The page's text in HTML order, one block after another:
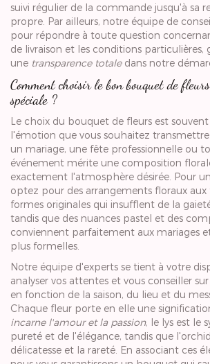
suivi régulier de la commande jusqu'à sa
propre. Par ailleurs, notre équipe de
pour répondre à toute question
de livraison et les conditions particulières,
une transparence totaledans notre
Comment choisir le bon bouquet de
spéciale ?
Le choix du bouquet de fleurs est
l'émotion que vous souhaitez
un mariage, une fête professionnelle ou
événement mérite une composition
exactement l'atmosphère désirée. Pour
optez pour des arrangements floraux aux
formes originales qui insufflent de la
tandis que des nuances pastel et des
conviennent parfaitement aux mariages
plus formelles.
Notre équipe d'experts se tient à votre
analyser vos attentes et vous conseiller
en fonction de la saison, du lieu et du
Chaque fleur porte en elle une
incarne l'amour et la passion, le lys est le
pureté et de l'élégance, tandis que
délicatesse et la rareté. En associant ces